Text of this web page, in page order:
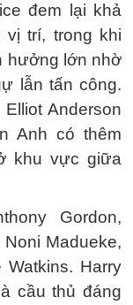
đem lại khả
vị trí, trong khi
hưởng lớn nhờ
lẫn tấn công.
Anderson
Anh có thêm
khu vực giữa
Gordon,
Madueke,
Watkins. Harry
cầu thủ đáng